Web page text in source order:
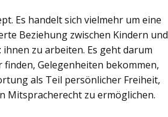
Es handelt sich vielmehr um eine
Beziehung zwischen Kindern und
ihnen zu arbeiten. Es geht darum
Gelegenheiten bekommen,
als Teil persönlicher Freiheit,
Mitspracherecht zu ermöglichen.